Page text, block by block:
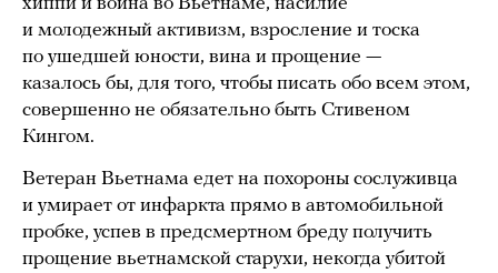
и молодежный активизм, взросление и тоска
по ушедшей юности, вина и прощение —
казалось бы, для того, чтобы писать обо всем этом,
совершенно не обязательно быть Стивеном
Кингом.
Ветеран Вьетнама едет на похороны сослуживца
и умирает от инфаркта прямо в автомобильной
пробке, успев в предсмертном бреду получить
прощение вьетнамской старухи, некогда убитой